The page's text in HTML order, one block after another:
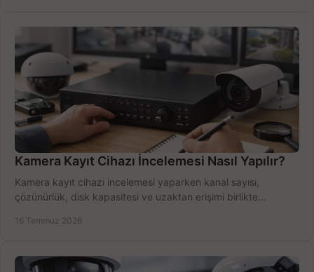
Kamera Kayıt Cihazı İncelemesi Nasıl Yapılır?
Kamera kayıt cihazı incelemesi yaparken kanal sayısı,
çözünürlük, disk kapasitesi ve uzaktan erişimi birlikte
16 Temmuz 2026